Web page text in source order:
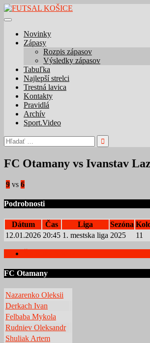
Skip
to
Novinky
Zápasy
Rozpis zápasov
Výsledky zápasov
Tabuľka
Najlepší strelci
Trestná lavica
Kontakty
Pravidlá
Archív
Sport.Video
Hľadať:
FC Otamany vs Ivanstav
9 vs 6
Podrobnosti
Dátum Čas Liga Sezóna
12.01.2026 20:45 1. mestska liga 2025 11
FC Otamany
Nazarenko Oleksii
Derkach Ivan
Felbaba Mykola
Rudniev Oleksandr
Shuliak Artem